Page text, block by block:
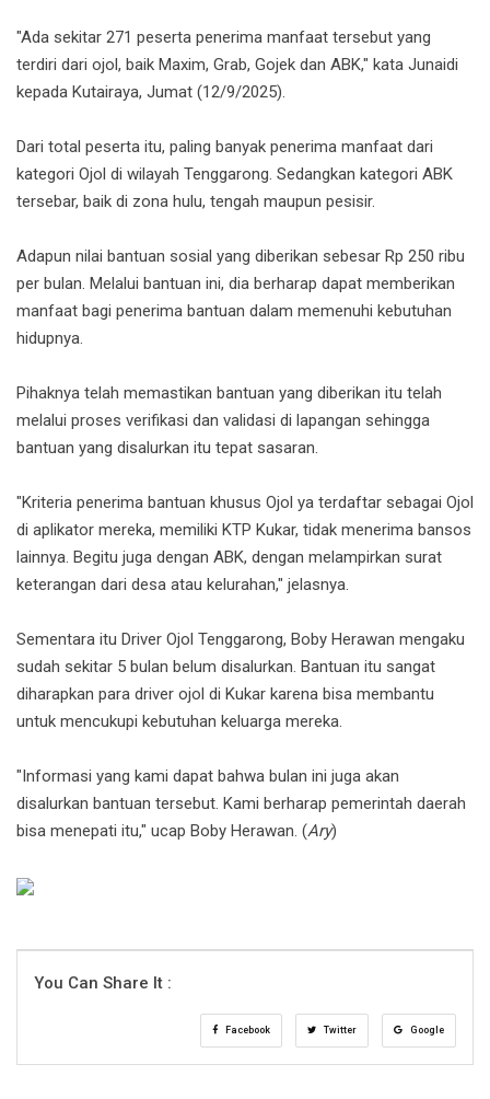
"Ada sekitar 271 peserta penerima manfaat tersebut yang
terdiri dari ojol, baik Maxim, Grab, Gojek dan ABK," kata Junaidi
kepada Kutairaya, Jumat (12/9/2025).
Dari total peserta itu, paling banyak penerima manfaat dari
kategori Ojol di wilayah Tenggarong. Sedangkan kategori ABK
tersebar, baik di zona hulu, tengah maupun pesisir.
Adapun nilai bantuan sosial yang diberikan sebesar Rp 250 ribu
per bulan. Melalui bantuan ini, dia berharap dapat memberikan
manfaat bagi penerima bantuan dalam memenuhi kebutuhan
hidupnya.
Pihaknya telah memastikan bantuan yang diberikan itu telah
melalui proses verifikasi dan validasi di lapangan sehingga
bantuan yang disalurkan itu tepat sasaran.
"Kriteria penerima bantuan khusus Ojol ya terdaftar sebagai Ojol
di aplikator mereka, memiliki KTP Kukar, tidak menerima bansos
lainnya. Begitu juga dengan ABK, dengan melampirkan surat
keterangan dari desa atau kelurahan," jelasnya.
Sementara itu Driver Ojol Tenggarong, Boby Herawan mengaku
sudah sekitar 5 bulan belum disalurkan. Bantuan itu sangat
diharapkan para driver ojol di Kukar karena bisa membantu
untuk mencukupi kebutuhan keluarga mereka.
"Informasi yang kami dapat bahwa bulan ini juga akan
disalurkan bantuan tersebut. Kami berharap pemerintah daerah
bisa menepati itu," ucap Boby Herawan. (Ary)
You Can Share It :
Facebook Twitter Google